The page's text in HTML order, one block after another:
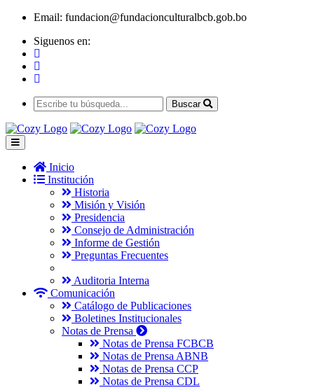
Email: fundacion@fundacionculturalbcb.gob.bo
Siguenos en:
Buscar
Inicio
Institución
Historia
Misión y Visión
Presidencia
Consejo de Administración
Informe de Gestión
Preguntas Frecuentes
Auditoria Interna
Comunicación
Catálogo de Publicaciones
Boletines Institucionales
Notas de Prensa
Notas de Prensa FCBCB
Notas de Prensa ABNB
Notas de Prensa CCP
Notas de Prensa CDL